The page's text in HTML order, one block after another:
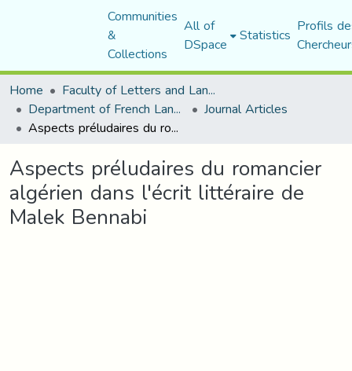
Communities
&
Collections
All of
DSpace Statistics Profils
Home
Faculty of Letters and Languages
Department of French Language and Literature Journal Articles
Aspects préludaires du romancier algérien dans l'écrit littéraire de Malek Bennabi
Aspects préludaires du romancier
algérien dans l'écrit littéraire de
Malek Bennabi